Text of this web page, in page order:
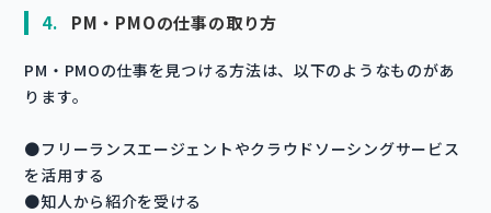
4. PM・PMOの仕事の取り方
PM・PMOの仕事を見つける方法は、以下のようなものがあ
ります。
●フリーランスエージェントやクラウドソーシングサービス
を活用する
●知人から紹介を受ける